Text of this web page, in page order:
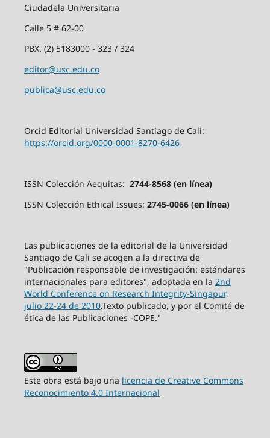
Ciudadela Universitaria
Calle 5 # 62-00
PBX. (2) 5183000 - 323 / 324
editor@usc.edu.co
publica@usc.edu.co
Orcid Editorial Universidad Santiago de Cali:
https://orcid.org/0000-0001-8270-6426
ISSN Colección Aequitas: 2744-8568 (en línea)
ISSN Colección Ethical Issues: 2745-0066 (en línea)
Las publicaciones de la editorial de la Universidad
Santiago de Cali se acogen a la directiva de
"Publicación responsable de investigación: estándares
internacionales para editores", adoptada en la 2nd
World Conference on Research Integrity-Singapur,
julio 22-24 de 2010.Texto publicado, y por el Comité de
ética de las Publicaciones -COPE."
Este obra está bajo una licencia de Creative Commons
Reconocimiento 4.0 Internacional